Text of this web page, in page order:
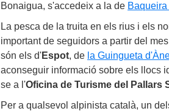
Bonaigua, s'accedeix a la de
La pesca de la truita en els rius i els
important de seguidors a partir del
són els d'Espot, de la Guingueta
aconseguir informació sobre els llocs
se a l'Oficina de Turisme del Pallars
Per a qualsevol alpinista català, un